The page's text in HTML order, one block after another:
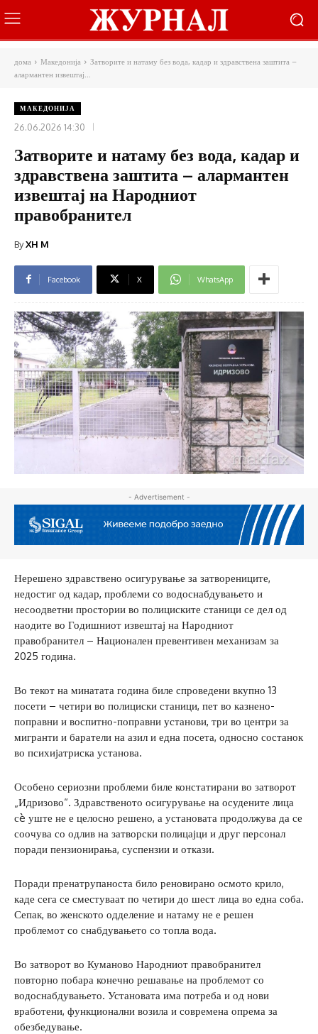
дома Македонија
Затворите и натаму без вода, кадар и здравствена заштита –
алармантен извештај...
МАКЕДОНИЈА
26.06.2026 14:30
Затворите и натаму без вода, кадар и
здравствена заштита – алармантен
извештај на Народниот
правобранител
ByXH M
Facebook X WhatsApp
- Advertisement -
Нерешено здравствено осигурување за затворениците,
недостиг од кадар, проблеми со водоснабдувањето и
несоодветни простории во полициските станици се дел од
наодите во Годишниот извештај на Народниот
правобранител – Национален превентивен механизам за
2025 година.
Во текот на минатата година биле спроведени вкупно 13
посети – четири во полициски станици, пет во казнено-
поправни и воспитно-поправни установи, три во центри за
мигранти и баратели на азил и една посета, односно состанок
во психијатриска установа.
Особено сериозни проблеми биле констатирани во затворот
„Идризово“. Здравственото осигурување на осудените лица
сè уште не е целосно решено, а установата продолжува да се
соочува со одлив на затворски полицајци и друг персонал
поради пензионирања, суспензии и откази.
Поради пренатрупаноста било реновирано осмото крило,
каде сега се сместуваат по четири до шест лица во една соба.
Сепак, во женското одделение и натаму не е решен
проблемот со снабдувањето со топла вода.
Во затворот во Куманово Народниот правобранител
повторно побара конечно решавање на проблемот со
водоснабдувањето. Установата има потреба и од нови
вработени, функционални возила и современа опрема за
обезбедување.